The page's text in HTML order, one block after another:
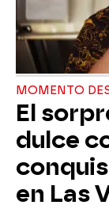
MOMENTO
El
dulce
en Las